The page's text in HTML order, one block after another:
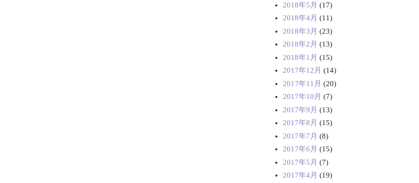
2018年5月 (17)
2018年4月 (11)
2018年3月 (23)
2018年2月 (13)
2018年1月 (15)
2017年12月 (14)
2017年11月 (20)
2017年10月 (7)
2017年9月 (13)
2017年8月 (15)
2017年7月 (8)
2017年6月 (15)
2017年5月 (7)
2017年4月 (19)